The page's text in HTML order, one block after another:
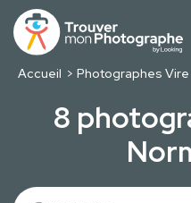
Accueil Photographes Vire
8